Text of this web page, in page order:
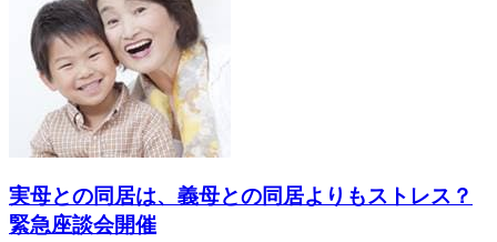
実母との同居は、義母との同居よりもストレス？
緊急座談会開催